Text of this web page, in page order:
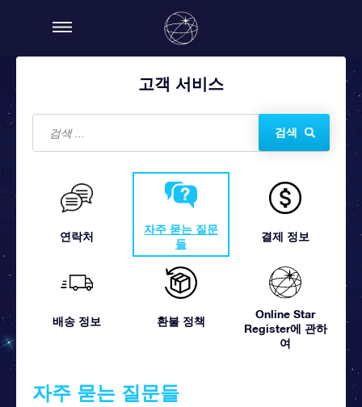
고객 서비스
검색
연락처
자주 묻는 질문
들
결제 정보
배송 정보 환불 정책
Online Star
Register에 관하
여
자주 묻는 질문들